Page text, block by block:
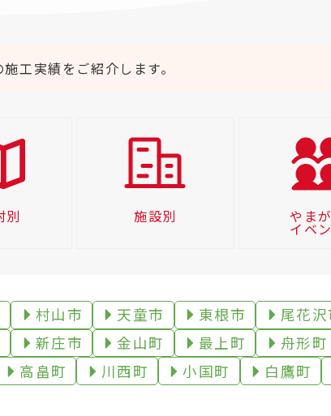
工実績をご紹介します。
別 施設別 やま
イベ
村山市 天童市 東根市 尾花沢
新庄市 金山町 最上町 舟形町
高畠町 川西町 小国町 白鷹町